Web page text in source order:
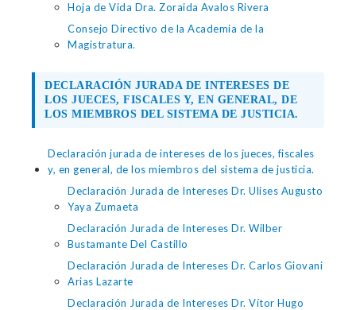
Hoja de Vida Dra. Zoraida Avalos Rivera
Consejo Directivo de la Academia de la
Magistratura.
DECLARACIÓN JURADA DE INTERESES DE
LOS JUECES, FISCALES Y, EN GENERAL, DE
LOS MIEMBROS DEL SISTEMA DE JUSTICIA.
Declaración jurada de intereses de los jueces, fiscales
y, en general, de los miembros del sistema de justicia.
Declaración Jurada de Intereses Dr. Ulises Augusto
Yaya Zumaeta
Declaración Jurada de Intereses Dr. Wilber
Bustamante Del Castillo
Declaración Jurada de Intereses Dr. Carlos Giovani
Arias Lazarte
Declaración Jurada de Intereses Dr. Vítor Hugo